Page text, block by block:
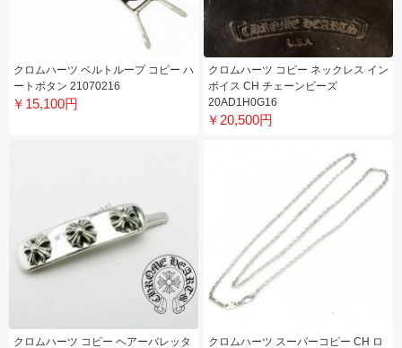
クロムハーツ ベルトループ コピー ハ
ートボタン 21070216
￥15,100円
クロムハーツ コピー ネックレス イン
ボイス CH チェーンビーズ
20AD1H0G16
￥20,500円
クロムハーツ コピー ヘアーバレッタ クロムハーツ スーパーコピー CH ロ